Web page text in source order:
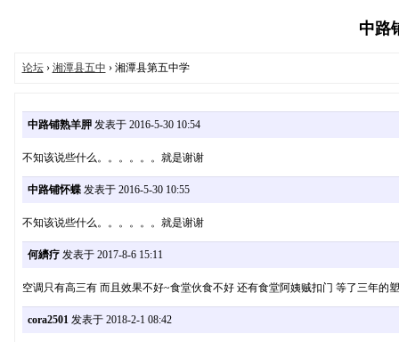
中路
论坛› 湘潭县五中 › 湘潭县第五中学
中路铺熟羊胛发表于 2016-5-30 10:54
不知该说些什么。。。。。。就是谢谢
中路铺怀蝶发表于 2016-5-30 10:55
不知该说些什么。。。。。。就是谢谢
何纃疗发表于 2017-8-6 15:11
空调只有高三有 而且效果不好~食堂伙食不好 还有食堂阿姨贼扣门 等了三年的
cora2501发表于 2018-2-1 08:42